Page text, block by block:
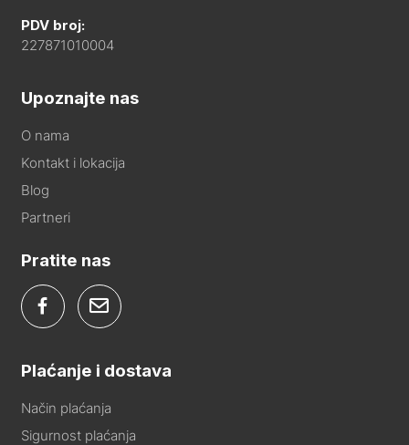
PDV broj:
227871010004
Upoznajte nas
O nama
Kontakt i lokacija
Blog
Partneri
Pratite nas
Plaćanje i dostava
Način plaćanja
Sigurnost plaćanja